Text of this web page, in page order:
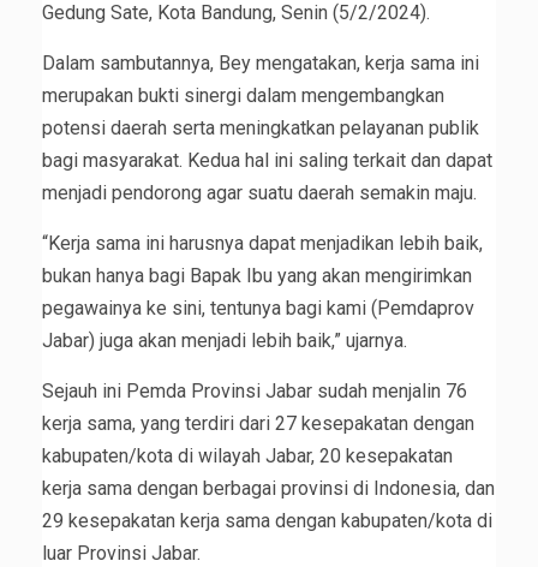
Gedung Sate, Kota Bandung, Senin (5/2/2024).
Dalam sambutannya, Bey mengatakan, kerja sama ini
merupakan bukti sinergi dalam mengembangkan
potensi daerah serta meningkatkan pelayanan publik
bagi masyarakat. Kedua hal ini saling terkait dan dapat
menjadi pendorong agar suatu daerah semakin maju.
“Kerja sama ini harusnya dapat menjadikan lebih baik,
bukan hanya bagi Bapak Ibu yang akan mengirimkan
pegawainya ke sini, tentunya bagi kami (Pemdaprov
Jabar) juga akan menjadi lebih baik,” ujarnya.
Sejauh ini Pemda Provinsi Jabar sudah menjalin 76
kerja sama, yang terdiri dari 27 kesepakatan dengan
kabupaten/kota di wilayah Jabar, 20 kesepakatan
kerja sama dengan berbagai provinsi di Indonesia, dan
29 kesepakatan kerja sama dengan kabupaten/kota di
luar Provinsi Jabar.